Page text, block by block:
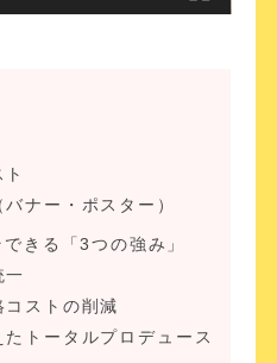
ナー・ポスター）
きる「3つの強み」
一
コストの削減
トータルプロデュース